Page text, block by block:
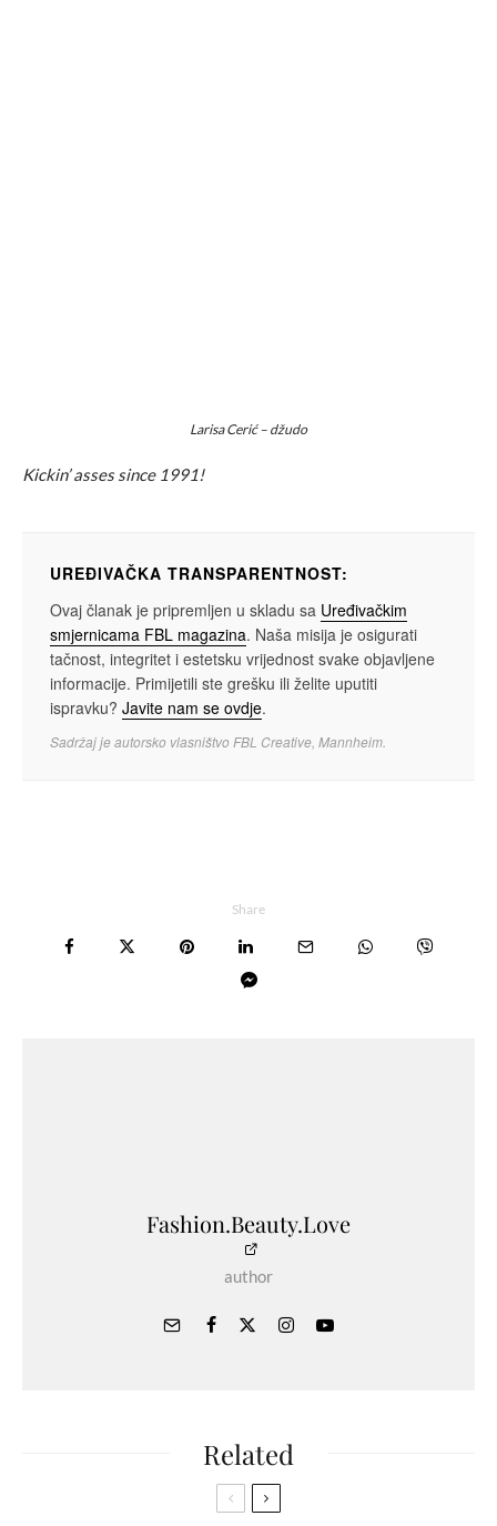
Larisa Cerić – džudo
Kickin’ asses since 1991!
UREĐIVAČKA TRANSPARENTNOST:
Ovaj članak je pripremljen u skladu sa Uređivačkim
smjernicama FBL magazina. Naša misija je osigurati
tačnost, integritet i estetsku vrijednost svake objavljene
informacije. Primijetili ste grešku ili želite uputiti
ispravku? Javite nam se ovdje.
Sadržaj je autorsko vlasništvo FBL Creative, Mannheim.
Share
Fashion.Beauty.Love
author
Related